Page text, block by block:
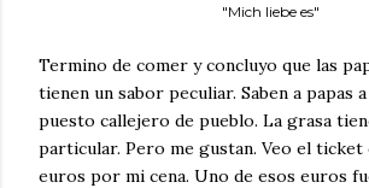
"Mich liebe es"
Termino de comer y concluyo que las
tienen un sabor peculiar. Saben a papas
puesto callejero de pueblo. La grasa
particular. Pero me gustan. Veo el ticket
euros por mi cena. Uno de esos euros